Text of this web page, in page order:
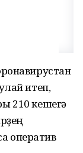
итеп,
210 кешегә
оператив